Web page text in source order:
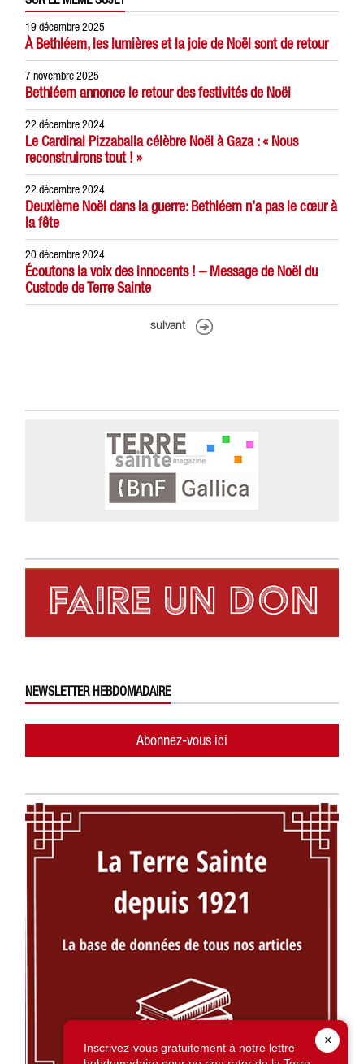
19 décembre 2025
À Bethléem, les lumières et la joie de Noël sont de retour
7 novembre 2025
Bethléem annonce le retour des festivités de Noël
22 décembre 2024
Le Cardinal Pizzaballa célèbre Noël à Gaza : « Nous
reconstruirons tout ! »
22 décembre 2024
Deuxième Noël dans la guerre: Bethléem n’a pas le cœur à
la fête
20 décembre 2024
Écoutons la voix des innocents ! – Message de Noël du
Custode de Terre Sainte
suivant
NEWSLETTER HEBDOMADAIRE
Abonnez-vous ici
×
Inscrivez-vous gratuitement à notre lettre